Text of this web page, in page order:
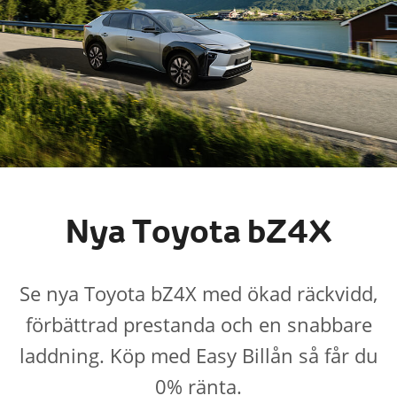
Nya Toyota bZ4X
Se nya Toyota bZ4X med ökad räckvidd,
förbättrad prestanda och en snabbare
laddning. Köp med Easy Billån så får du
0% ränta.